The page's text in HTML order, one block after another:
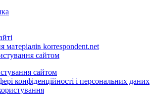
матеріалів korrespondent.net
сайтом
сайтом
конфіденційності і персональних даних